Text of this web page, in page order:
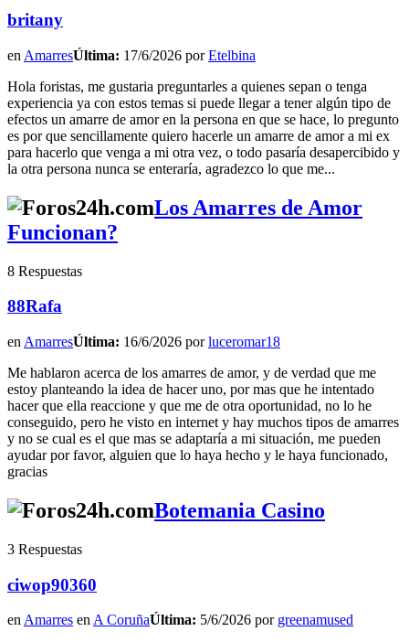
britany
en AmarresÚltima: 17/6/2026 porEtelbina
Hola foristas, me gustaria preguntarles a quienes sepan o tenga
experiencia ya con estos temas si puede llegar a tener algún tipo de
efectos un amarre de amor en la persona en que se hace, lo pregunto
es por que sencillamente quiero hacerle un amarre de amor a mi ex
para hacerlo que venga a mi otra vez, o todo pasaría desapercibido y
la otra persona nunca se enteraría, agradezco lo que me...
Los Amarres de Amor
Funcionan?
8 Respuestas
88Rafa
en AmarresÚltima: 16/6/2026 porluceromar18
Me hablaron acerca de los amarres de amor, y de verdad que me
estoy planteando la idea de hacer uno, por mas que he intentado
hacer que ella reaccione y que me de otra oportunidad, no lo he
conseguido, pero he visto en internet y hay muchos tipos de amarres
y no se cual es el que mas se adaptaría a mi situación, me pueden
ayudar por favor, alguien que lo haya hecho y le haya funcionado,
gracias
Botemania Casino
3 Respuestas
ciwop90360
enAmarres enA CoruñaÚltima: 5/6/2026 por greenamused